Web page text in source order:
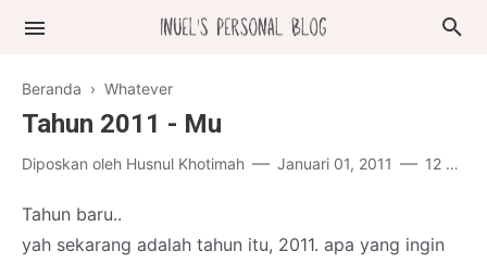
Beranda › Whatever
Tahun 2011 - Mu
Diposkan oleh Husnul Khotimah Januari 01, 2011 12 komentar
Tahun baru..
yah sekarang adalah tahun itu, 2011. apa yang ingin